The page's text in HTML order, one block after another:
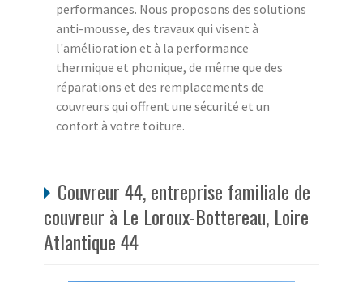
performances. Nous proposons des solutions
anti-mousse, des travaux qui visent à
l'amélioration et à la performance
thermique et phonique, de même que des
réparations et des remplacements de
couvreurs qui offrent une sécurité et un
confort à votre toiture.
Couvreur 44, entreprise familiale de
couvreur à Le Loroux-Bottereau, Loire
Atlantique 44